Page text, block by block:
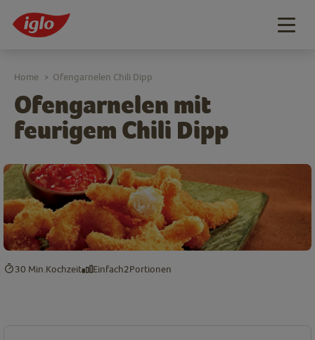
Ofengarnelen mit
feurigem Chili Dipp
Home > Ofengarnelen Chili Dipp
30 Min. Kochzeit Einfach2Portionen